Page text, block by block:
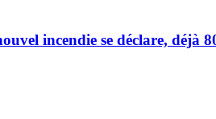
incendie se déclare, déjà